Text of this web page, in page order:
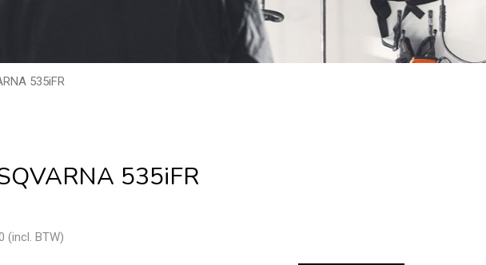
535iFR
535iFR
(incl. BTW)